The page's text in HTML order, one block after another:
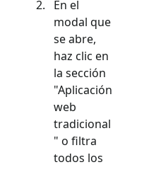
En el
modal que
se abre,
haz clic en
la sección
"Aplicación
web
tradicional
" o filtra
todos los